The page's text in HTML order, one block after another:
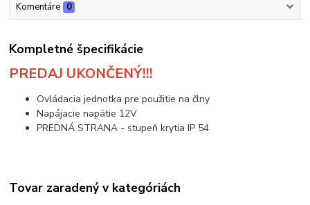
Komentáre 0
Kompletné špecifikácie
PREDAJ UKONČENÝ!!!
Ovládacia jednotka pre použitie na člny
Napájacie napätie 12V
PREDNÁ STRANA - stupeň krytia IP 54
Tovar zaradený v kategóriách